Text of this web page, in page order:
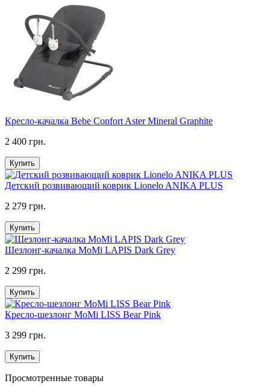
Кресло-качалка Bebe Confort Aster Mineral Graphite
2 400 грн.
Купить
Детский розвивающий коврик Lionelo ANIKA PLUS
2 279 грн.
Купить
Шезлонг-качалка MoMi LAPIS Dark Grey
2 299 грн.
Купить
Кресло-шезлонг MoMi LISS Bear Pink
3 299 грн.
Купить
Просмотренные товары